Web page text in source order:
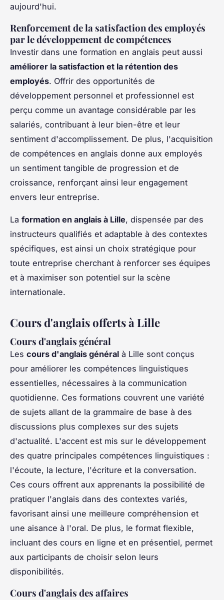
aujourd'hui.
Renforcement de la satisfaction des employés
par le développement de compétences
Investir dans une formation en anglais peut aussi
améliorer la satisfaction et la rétention des
employés. Offrir des opportunités de
développement personnel et professionnel est
perçu comme un avantage considérable par les
salariés, contribuant à leur bien-être et leur
sentiment d'accomplissement. De plus, l'acquisition
de compétences en anglais donne aux employés
un sentiment tangible de progression et de
croissance, renforçant ainsi leur engagement
envers leur entreprise.
La formation en anglais à Lille, dispensée par des
instructeurs qualifiés et adaptable à des contextes
spécifiques, est ainsi un choix stratégique pour
toute entreprise cherchant à renforcer ses équipes
et à maximiser son potentiel sur la scène
internationale.
Cours d'anglais offerts à Lille
Cours d'anglais général
Les cours d'anglais général à Lille sont conçus
pour améliorer les compétences linguistiques
essentielles, nécessaires à la communication
quotidienne. Ces formations couvrent une variété
de sujets allant de la grammaire de base à des
discussions plus complexes sur des sujets
d'actualité. L'accent est mis sur le développement
des quatre principales compétences linguistiques :
l'écoute, la lecture, l'écriture et la conversation.
Ces cours offrent aux apprenants la possibilité de
pratiquer l'anglais dans des contextes variés,
favorisant ainsi une meilleure compréhension et
une aisance à l'oral. De plus, le format flexible,
incluant des cours en ligne et en présentiel, permet
aux participants de choisir selon leurs
disponibilités.
Cours d'anglais des affaires